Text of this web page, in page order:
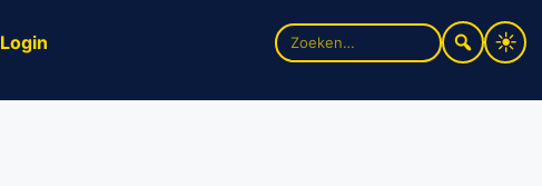
Login
Zoek
naar: